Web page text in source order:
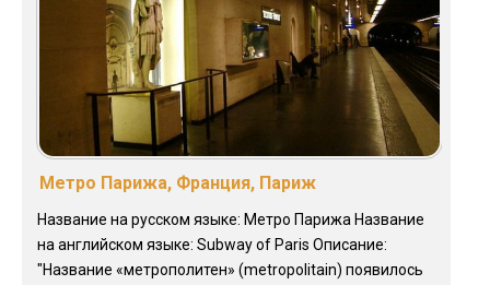
Метро Парижа, Франция, Париж
Название на русском языке: Метро Парижа Название
на английском языке: Subway of Paris Описание:
"Название «метрополитен» (metropolitain) появилось